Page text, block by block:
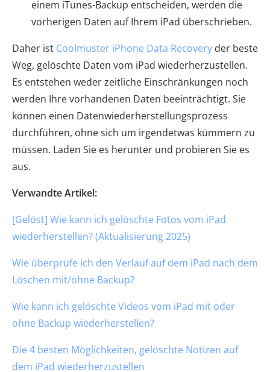
einem iTunes-Backup entscheiden, werden die
vorherigen Daten auf Ihrem iPad überschrieben.
Daher ist Coolmuster iPhone Data Recovery der beste
Weg, gelöschte Daten vom iPad wiederherzustellen.
Es entstehen weder zeitliche Einschränkungen noch
werden Ihre vorhandenen Daten beeinträchtigt. Sie
können einen Datenwiederherstellungsprozess
durchführen, ohne sich um irgendetwas kümmern zu
müssen. Laden Sie es herunter und probieren Sie es
aus.
Verwandte Artikel:
[Gelöst] Wie kann ich gelöschte Fotos vom iPad
wiederherstellen? (Aktualisierung 2025)
Wie überprüfe ich den Verlauf auf dem iPad nach dem
Löschen mit/ohne Backup?
Wie kann ich gelöschte Videos vom iPad mit oder
ohne Backup wiederherstellen?
Die 4 besten Möglichkeiten, gelöschte Notizen auf
dem iPad wiederherzustellen